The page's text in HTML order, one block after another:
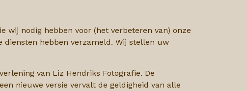
wij nodig hebben voor (het verbeteren van) onze
hebben verzameld. Wij stellen uw
van Liz Hendriks Fotografie. De
nieuwe versie vervalt de geldigheid van alle